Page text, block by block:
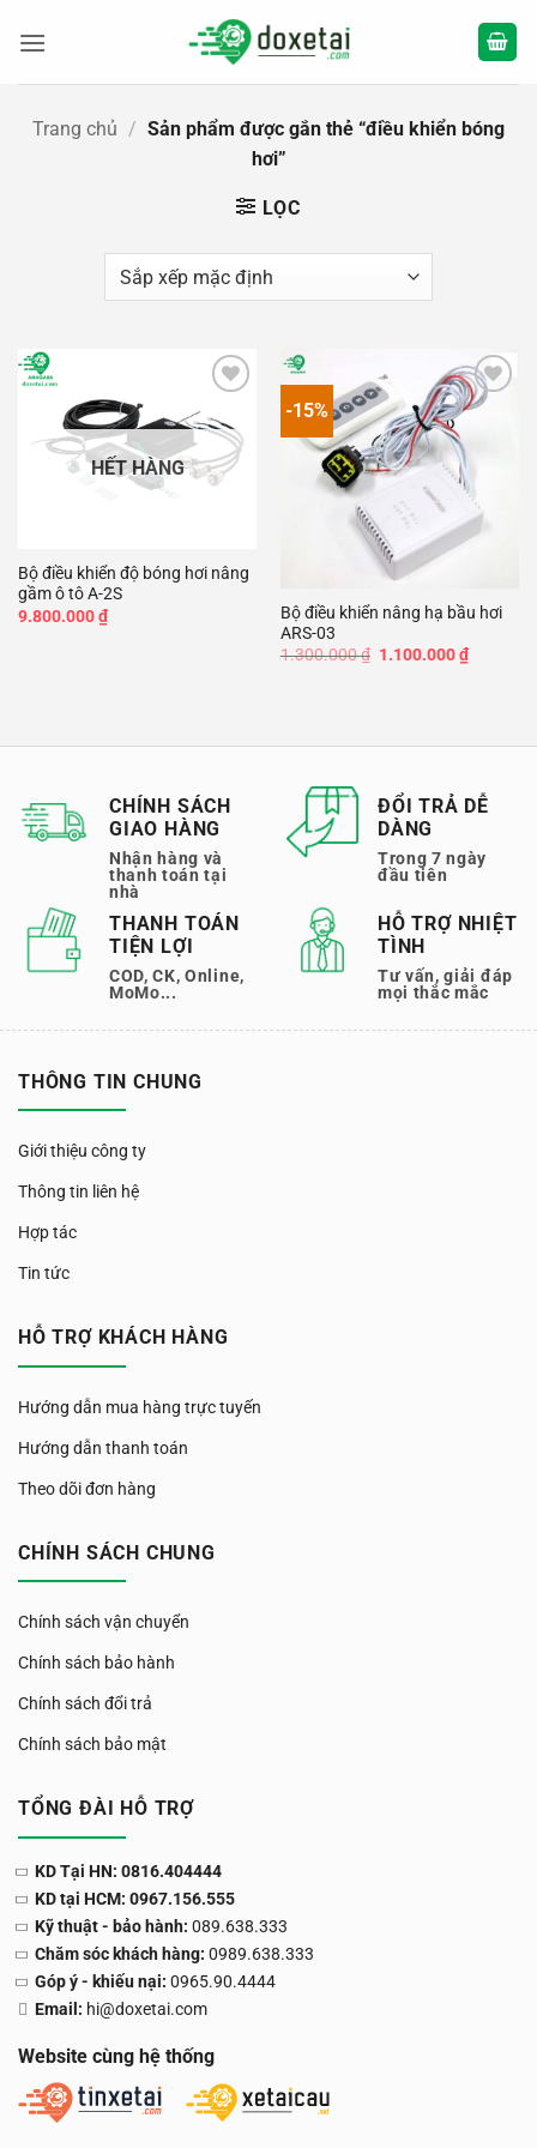
qua
Trang chủ / Sản phẩm được gắn thẻ “điều khiển bóng
hơi”
LỌC
Add to
wishlist
HẾT HÀNG
Bộ điều khiển độ bóng hơi nâng
gầm ô tô A-2S
9.800.000₫
-15%
Add to
Bộ điều khiển nâng hạ bầu hơi
ARS-03
1.300.000₫ Giá
1.100.000₫Giá
hiện
CHÍNH SÁCH
GIAO HÀNG
Nhận hàng và
thanh toán tại
nhà
ĐỔI TRẢ DỄ
DÀNG
Trong 7 ngày
đầu tiên
THANH TOÁN
TIỆN LỢI
COD, CK, Online,
MoMo...
HỖ TRỢ NHIỆT
TÌNH
Tư vấn, giải đáp
mọi thắc mắc
THÔNG TIN CHUNG
Giới thiệu công ty
Thông tin liên hệ
Hợp tác
Tin tức
HỖ TRỢ KHÁCH HÀNG
Hướng dẫn mua hàng trực tuyến
Hướng dẫn thanh toán
Theo dõi đơn hàng
CHÍNH SÁCH CHUNG
Chính sách vận chuyển
Chính sách bảo hành
Chính sách đổi trả
Chính sách bảo mật
TỔNG ĐÀI HỖ TRỢ
KD Tại HN: 0816.404444
KD tại HCM: 0967.156.555
Kỹ thuật - bảo hành: 089.638.333
Chăm sóc khách hàng: 0989.638.333
Góp ý - khiếu nại: 0965.90.4444
Email: hi@doxetai.com
Website cùng hệ thống